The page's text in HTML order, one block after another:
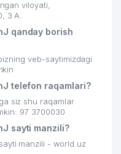
viloyati,
3 A.
qanday borish
veb-saytimizdagi
telefon raqamlari?
ga siz shu raqamlar
97 3700030
sayti manzili?
sayti manzili - world.uz